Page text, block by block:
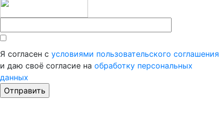
Я согласен с условиями пользовательского соглашения
и даю своё согласие на обработку персональных
данных